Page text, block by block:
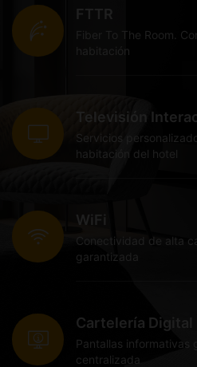
FTTR
Fiber To The Room.
habitación
Televisión
Servicios
habitación del hotel
WiFi
Conectividad de alta
garantizada
Cartelería Digital
Pantallas informativas
centralizada